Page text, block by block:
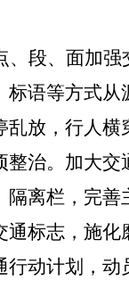
段、面加
语等方式从
放，行人
治。加大
离栏，完
标志，施
动计划，